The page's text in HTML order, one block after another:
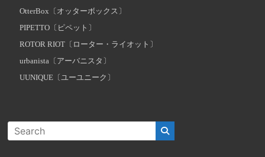
OtterBox〔オッターボックス〕
PIPETTO〔ピペット〕
ROTOR RIOT〔ローター・ライオット〕
urbanista〔アーバニスタ〕
UUNIQUE〔ユーユニーク〕